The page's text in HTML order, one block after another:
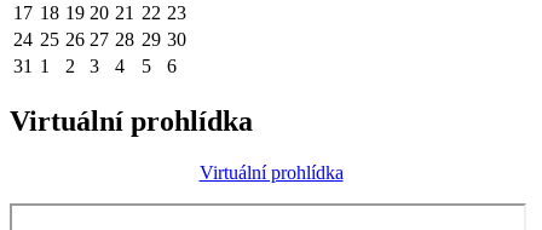
17 18 19 20 21 22 23
24 25 26 27 28 29 30
31 1 2 3 4 5 6
Virtuální prohlídka
Virtuální prohlídka